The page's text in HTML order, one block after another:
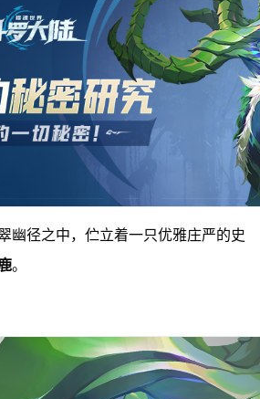
幽径之中，伫立着一只优雅庄严的史
。